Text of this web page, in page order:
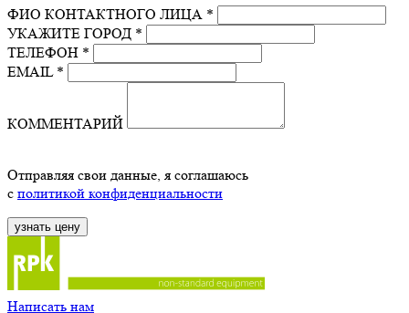
ФИО КОНТАКТНОГО ЛИЦА *
УКАЖИТЕ ГОРОД *
ТЕЛЕФОН *
EMAIL *
КОММЕНТАРИЙ
Отправляя свои данные, я соглашаюсь
с политикой конфиденциальности
Написать нам